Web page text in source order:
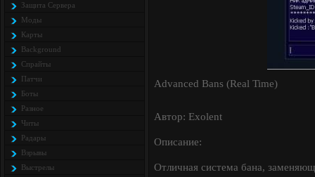
Защита Cервера
Моды
Карты
Background
Спрайты
Патчи
Боты
Разное
Читы
Радары
Взрывы
Выстрелы
Advanced Bans (Real Time)
Автор: Exolent
Описание:
Отличная система бана,